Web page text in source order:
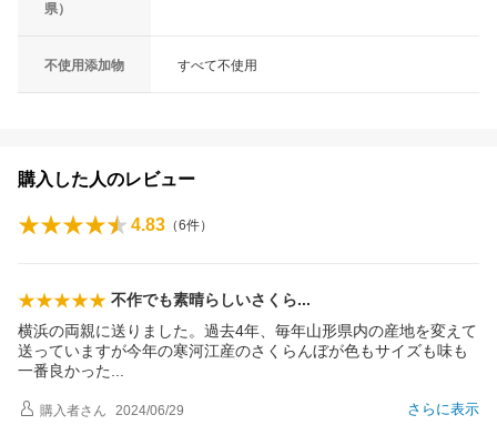
県）
不使用添加物 すべて不使用
購入した人のレビュー
4.83 （6件）
不作でも素晴らしいさく ら
横浜の両親に送りました。過去4年、毎年山形県内の産地を変えて
送っていますが今年の寒河江産のさくらんぼが色もサイズも味も
一番良かった
さらに表示
購入者さん 2024/06/29